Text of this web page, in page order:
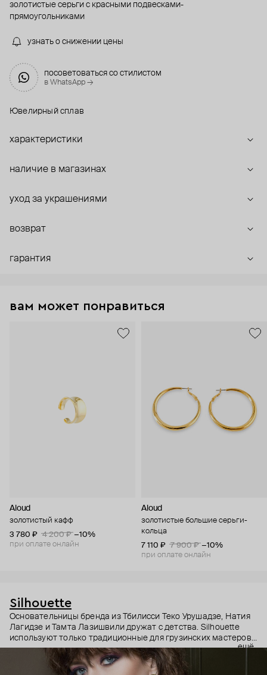
золотистые серьги с красными подвесками-
прямоугольниками
узнать о снижении цены
посоветоваться со стилистом
в WhatsApp →
Ювелирный сплав
характеристики
наличие в магазинах
уход за украшениями
возврат
гарантия
вам может понравиться
Aloud
золотистый кафф
3 780 ₽
4 200 ₽ −10%
при оплате онлайн
Aloud
золотистые большие серьги-
кольца
7 110 ₽
7 900 ₽ −10%
при оплате онлайн
Silhouette
Основательницы бренда из Тбилисси Теко Урушадзе, Натия
Лагидзе и Тамта Лазишвили дружат с детства. Silhouette
используют только традиционные для грузинских мастеров
материалы: рог, эмаль, латунь – но результат получается
остроумным и легким: графичные кольца с сердцами и
серьги с коронами придутся по нраву девушкам, склонным к
ещё